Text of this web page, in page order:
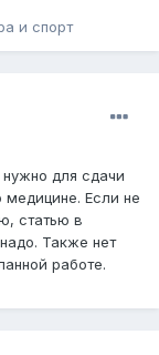
и спорт
для сдачи
Если не
статью в
Также нет
работе.